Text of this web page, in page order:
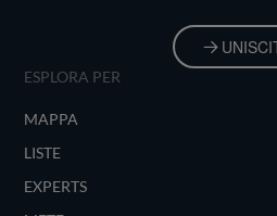
ESPLORA PER
MAPPA
LISTE
EXPERTS